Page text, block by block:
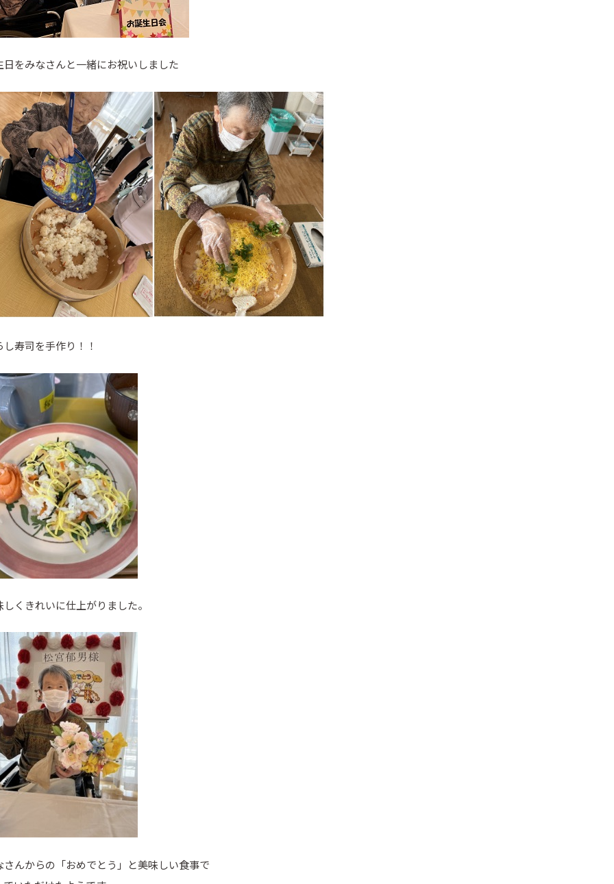
日をみなさんと一緒にお祝いしました
し寿司を手作り！！
しくきれいに仕上がりました。
さんからの「おめでとう」と美味しい食事で